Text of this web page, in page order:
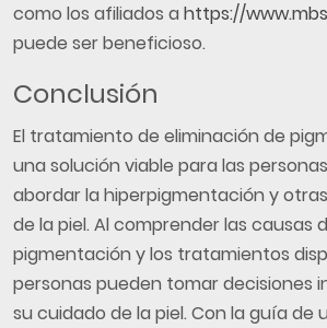
como los afiliados a https://
puede ser beneficioso.
Conclusión
El tratamiento de eliminación de
una solución viable para las
abordar la hiperpigmentación y
de la piel. Al comprender las causas
pigmentación y los tratamientos
personas pueden tomar decisiones
su cuidado de la piel. Con la guía de